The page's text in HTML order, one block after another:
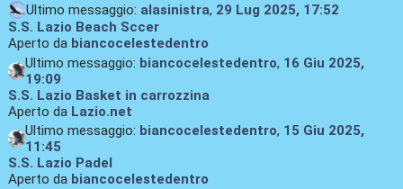
Ultimo messaggio: alasinistra, 29 Lug 2025, 17:52
S.S. Lazio Beach Sccer
Aperto da biancocelestedentro
Ultimo messaggio: biancocelestedentro, 16 Giu 2025,
19:09
S.S. Lazio Basket in carrozzina
Aperto da Lazio.net
Ultimo messaggio: biancocelestedentro, 15 Giu 2025,
11:45
S.S. Lazio Padel
Aperto da biancocelestedentro